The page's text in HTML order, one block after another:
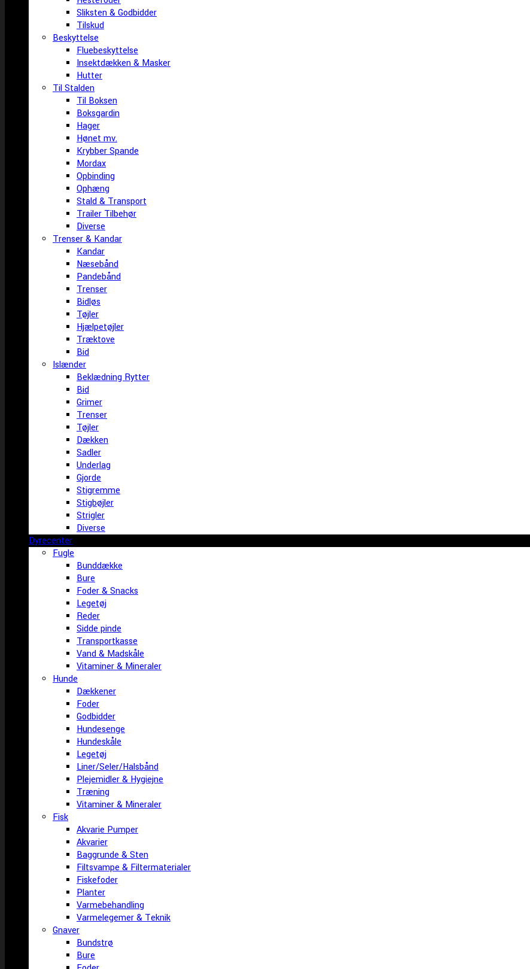
Sliksten & Godbidder
Tilskud
Beskyttelse
Fluebeskyttelse
Insektdækken & Masker
Hutter
Til Stalden
Til Boksen
Boksgardin
Hager
Hønet mv.
Krybber Spande
Mordax
Opbinding
Ophæng
Stald & Transport
Trailer Tilbehør
Diverse
Trenser & Kandar
Kandar
Næsebånd
Pandebånd
Trenser
Bidløs
Tøjler
Hjælpetøjler
Træktove
Bid
Islænder
Beklædning Rytter
Bid
Grimer
Trenser
Tøjler
Dækken
Sadler
Underlag
Gjorde
Stigremme
Stigbøjler
Strigler
Diverse
Dyrecenter
Fugle
Bunddække
Bure
Foder & Snacks
Legetøj
Reder
Sidde pinde
Transportkasse
Vand & Madskåle
Vitaminer & Mineraler
Hunde
Dækkener
Foder
Godbidder
Hundesenge
Hundeskåle
Legetøj
Liner/Seler/Halsbånd
Plejemidler & Hygiejne
Træning
Vitaminer & Mineraler
Fisk
Akvarie Pumper
Akvarier
Baggrunde & Sten
Filtsvampe & Filtermaterialer
Fiskefoder
Planter
Varmebehandling
Varmelegemer & Teknik
Gnaver
Bundstrø
Bure